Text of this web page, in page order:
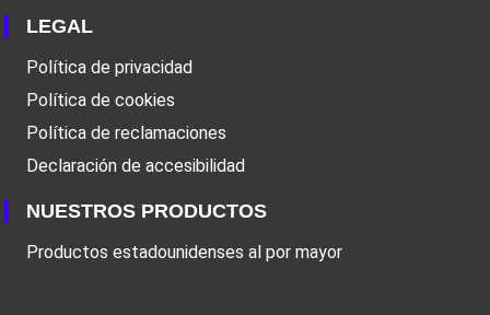
LEGAL
Política de privacidad
Política de cookies
Política de reclamaciones
Declaración de accesibilidad
NUESTROS PRODUCTOS
Productos estadounidenses al por mayor